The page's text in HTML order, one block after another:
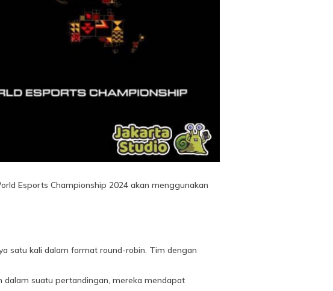
Esports Championship 2024 akan menggunakan
satu kali dalam format round-robin. Tim dengan
dalam suatu pertandingan, mereka mendapat